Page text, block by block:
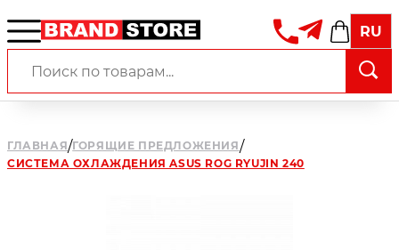
RU
ГЛАВНАЯ/ГОРЯЩИЕ ПРЕДЛОЖЕНИЯ/
СИСТЕМА ОХЛАЖДЕНИЯ ASUS ROG RYUJIN 240